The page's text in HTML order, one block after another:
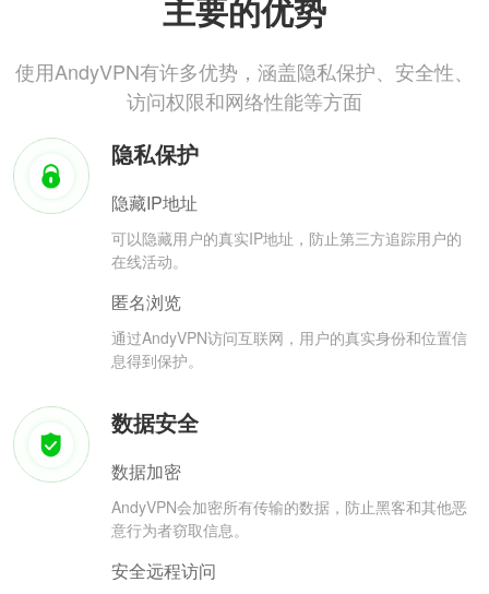
主要的优势
使用AndyVPN有许多优势，涵盖隐私保护、安全性、
访问权限和网络性能等方面
隐私保护
隐藏IP地址
可以隐藏用户的真实IP地址，防止第三方追踪用户的
在线活动。
匿名浏览
通过AndyVPN访问互联网，用户的真实身份和位置信
息得到保护。
数据安全
数据加密
AndyVPN会加密所有传输的数据，防止黑客和其他恶
意行为者窃取信息。
安全远程访问